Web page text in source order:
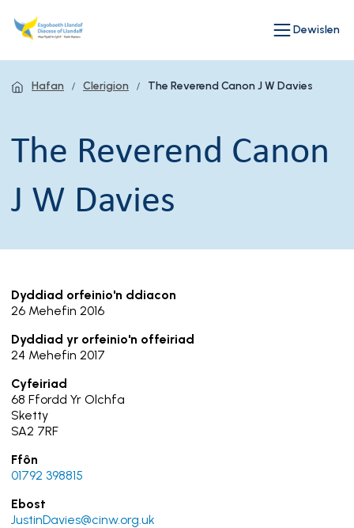
Dewislen
Hafan Clerigion The Reverend Canon J W Davies
The Reverend Canon
J W Davies
Dyddiad orfeinio'n ddiacon
26 Mehefin 2016
Dyddiad yr orfeinio'n offeiriad
24 Mehefin 2017
Cyfeiriad
68 Ffordd Yr Olchfa
Sketty
SA2 7RF
Ffôn
01792 398815
Ebost
JustinDavies@cinw.org.uk